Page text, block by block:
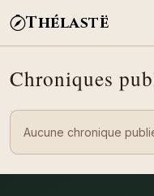
Thélastë
Chroniques
Aucune chronique